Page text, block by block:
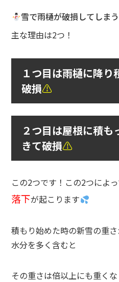
雪で雨樋が破損してしま
主な理由は2つ！
１つ目は雨樋に降り
破損⚠
２つ目は屋根に積も
きて破損⚠
この2つです！この2つによ
落下が起こります
積もり始めた時の新雪の重
水分を多く含むと
その重さは倍以上にも重く